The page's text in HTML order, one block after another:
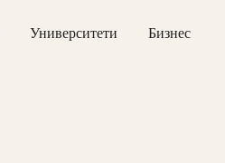
Университети Бизнес